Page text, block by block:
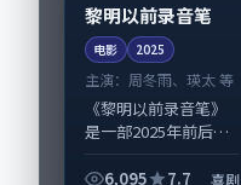
黎明以前录音笔
电影 2025
主演： 周冬雨、瑛太 等
《黎明以前录音笔》
是一部2025年前后推
黑泽清执导，周冬
6,095 7.7 喜剧